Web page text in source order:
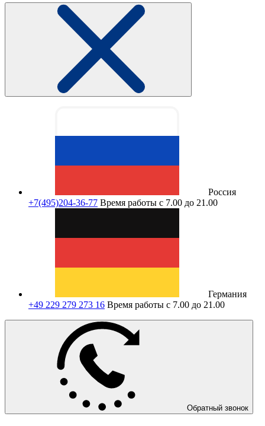
Россия
+7(495)204-36-77 Время работы с 7.00 до 21.00
Германия
+49 229 279 273 16 Время работы с 7.00 до 21.00
Обратный звонок